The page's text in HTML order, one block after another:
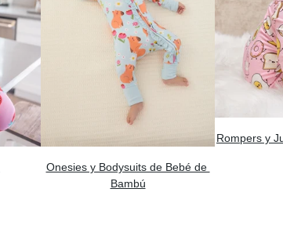
Onesies y Bodysuits de Bebé de
Bambú
Rompers y